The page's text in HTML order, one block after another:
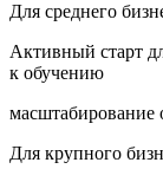
Для среднего
Активный старт
к обучению
масштабирование
Для крупного